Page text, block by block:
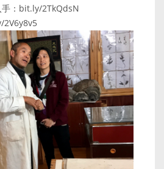
：bit.ly/2TkQdsN
2V6y8v5